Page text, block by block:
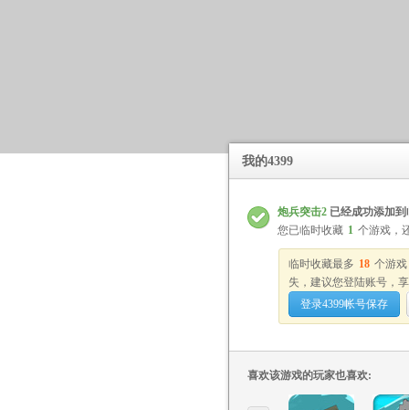
我的4399
炮兵突击2 已经成功添加
您已临时收藏 1 个游戏，
临时收藏最多 18 个游
失，建议您登陆账号，
登录4399帐号保存
喜欢该游戏的玩家也喜欢: